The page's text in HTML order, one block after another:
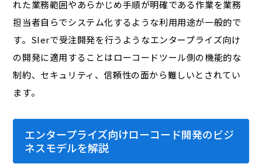
れた業務範囲やあらかじめ手順が明確である作業を業務
担当者自らでシステム化するような利用用途が一般的で
す。SIerで受注開発を行うようなエンタープライズ向け
の開発に適用することはローコードツール側の機能的な
制約、セキュリティ、信頼性の面から難しいとされてい
ます。
エンタープライズ向けローコード開発のビジ
ネスモデルを解説